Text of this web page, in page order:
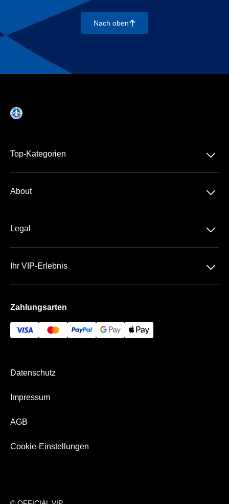
Nach oben􀄨
Top-Kategorien 􀆈
About 􀆈
Team
Legal 􀆈
Ihr VIP-Erlebnis 􀆈
Zahlungsarten
Datenschutz
Impressum
AGB
Cookie-Einstellungen